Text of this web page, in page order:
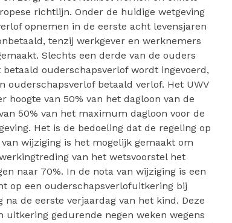
richtlijn. Onder de huidige wetgeving
opnemen in de eerste acht levensjaren
tenzij werkgever en werknemers
Slechts een derde van de ouders
ouderschapsverlof wordt ingevoerd,
ouderschapsverlof betaald verlof. Het UWV
van 50% van het dagloon van de
50% van het maximum dagloon voor de
Het is de bedoeling dat de regeling op
wijziging is het mogelijk gemaakt om
van het wetsvoorstel het
naar 70%. In de nota van wijziging is een
op een ouderschapsverlofuitkering bij
de eerste verjaardag van het kind. Deze
gedurende negen weken wegens